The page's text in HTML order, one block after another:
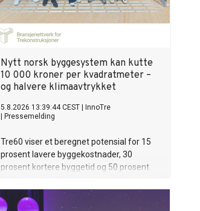
Nytt norsk byggesystem kan kutte
10 000 kroner per kvadratmeter –
og halvere klimaavtrykket
5.8.2026 13:39:44 CEST
InnoTre
Pressemelding
Tre60 viser et beregnet potensial for 15
prosent lavere byggekostnader, 30
prosent kortere byggetid og 50 prosent
dagslys, inneklima eller bokvalitet. Nå
inviteres eiendomsutviklere til